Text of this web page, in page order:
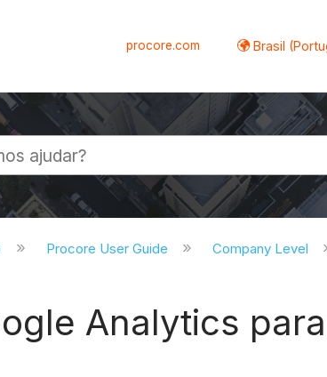
procore.com Brasil
Procore User Guide Company Level
Analytics